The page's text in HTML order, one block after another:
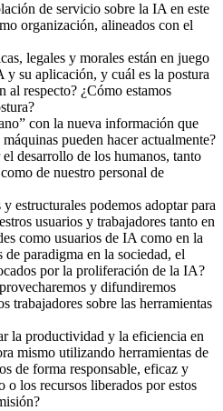
de servicio sobre la IA en este
organización, alineados con el
legales y morales están en juego
y su aplicación, y cuál es la postura
al respecto? ¿Cómo estamos
con la nueva información que
pueden hacer actualmente?
desarrollo de los humanos, tanto
de nuestro personal de
estructurales podemos adoptar para
usuarios y trabajadores tanto en
como usuarios de IA como en la
paradigma en la sociedad, el
por la proliferación de la IA?
y difundiremos
trabajadores sobre las herramientas
la productividad y la eficiencia en
mismo utilizando herramientas de
de forma responsable, eficaz y
o los recursos liberados por estos